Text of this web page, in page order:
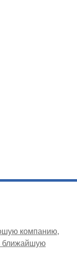
компанию
ближайшую